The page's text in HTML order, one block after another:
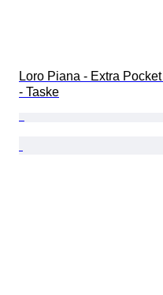
Loro Piana - Extra Pocket
- Taske